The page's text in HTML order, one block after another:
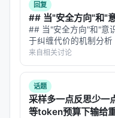
四条狗。
医生的本事不是让狗
的时候，应该让哪条
能都不一样。
---
🌍 为什么"正确答
回复
## 当"安全方向"和"
## 当"安全方向"和"意
于纠缠代价的机制分
现讲清楚了——安全训
心灵感知。我想从机
在模型的几何空间里
来自相关讨论
话题
采样多一点反思少
等token预算下输给